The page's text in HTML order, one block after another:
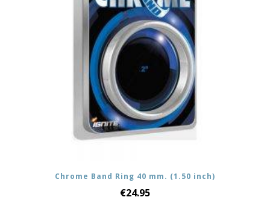
Chrome Band Ring 40 mm. (1.50 inch)
€24.95